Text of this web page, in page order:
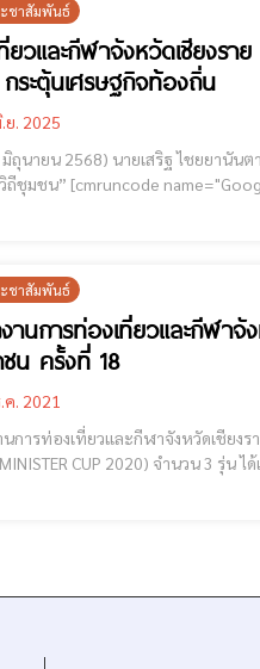
ชาสัมพันธ์
ยวและกีฬาจังหวัดเชียงร
ระตุ้นเศรษฐกิจท้องถิ่น
ย. 2025
ถุนายน 2568) นายเสริฐ ไชยยานัน
การท่องเที่ยวเชิงวัฒนธรรม และกระตุ้นเศรษฐกิจท้องถิ่น โดยมี สำนักงาน
ชาสัมพันธ์
านการท่องเที่ยวและกีฬาจั
ชน ครั้งที่ 18
ค. 2021
นการท่องเที่ยวและกีฬาจังหวัดเชียง
CUP 2020) จำนวน 3 รุ่น ได้แก่ รุ่นอายุ 14 ปี , 16 ปี และ18 ปี